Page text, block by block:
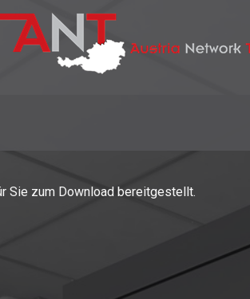
Sie zum Download bereitgestellt.